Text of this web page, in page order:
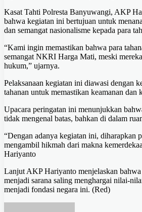
Kasat Tahti Polresta Banyuwangi, AKP
bahwa kegiatan ini bertujuan untuk
dan semangat nasionalisme kepada para
“Kami ingin memastikan bahwa para
semangat NKRI Harga Mati, meski
hukum,” ujarnya.
Pelaksanaan kegiatan ini diawasi dengan
tahanan untuk memastikan keamanan dan
Upacara peringatan ini menunjukkan
tidak mengenal batas, bahkan di dalam
“Dengan adanya kegiatan ini, diharapkan
mengambil hikmah dari makna
Hariyanto
Lanjut AKP Hariyanto menjelaskan
menjadi sarana saling menghargai nilai-
menjadi fondasi negara ini. (Red)